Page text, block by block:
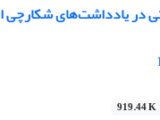
در یادداشت‌های شکارچی
919.44 K